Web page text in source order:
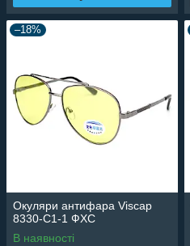
–18%
Окуляри антифара Viscap
8330-C1-1 ФХС
В наявності